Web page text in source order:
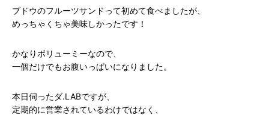
ブドウのフルーツサンドって初めて食べましたが、
めっちゃくちゃ美味しかったです！
かなりボリューミーなので、
一個だけでもお腹いっぱいになりました。
本日伺ったダ.LABですが、
定期的に営業されているわけではなく、